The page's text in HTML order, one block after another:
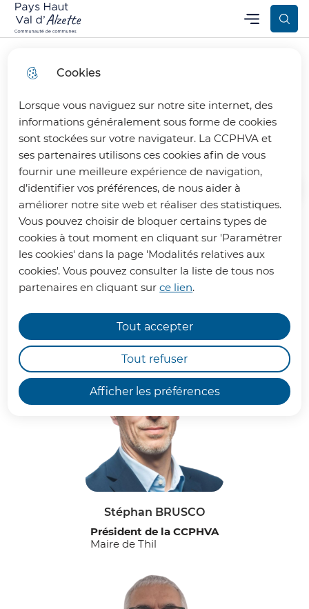
Cookies
Lorsque vous naviguez sur notre site internet, des
informations généralement sous forme de cookies
sont stockées sur votre navigateur. La CCPHVA et
ses partenaires utilisons ces cookies afin de vous
fournir une meilleure expérience de navigation,
d’identifier vos préférences, de nous aider à
améliorer notre site web et réaliser des statistiques.
Vous pouvez choisir de bloquer certains types de
cookies à tout moment en cliquant sur 'Paramétrer
les cookies' dans la page 'Modalités relatives aux
cookies'. Vous pouvez consulter la liste de tous nos
partenaires en cliquant surce lien.
Afficher les préférences
Tout accepter
Tout refuser
Aller
au
menu
principal
Consulter
le plan
du site
Communauté de Communes Pays Haut Val d’Alzette
Menu principal
Menu
Élus
Accueil
Découvrez les élus du Conseil
Communautaire de la CCPHVA
Communautaire
Cliquer pour passer Le Conseil Communautaire
Stéphan BRUSCO
Président de la CCPHVA
Maire de Thil